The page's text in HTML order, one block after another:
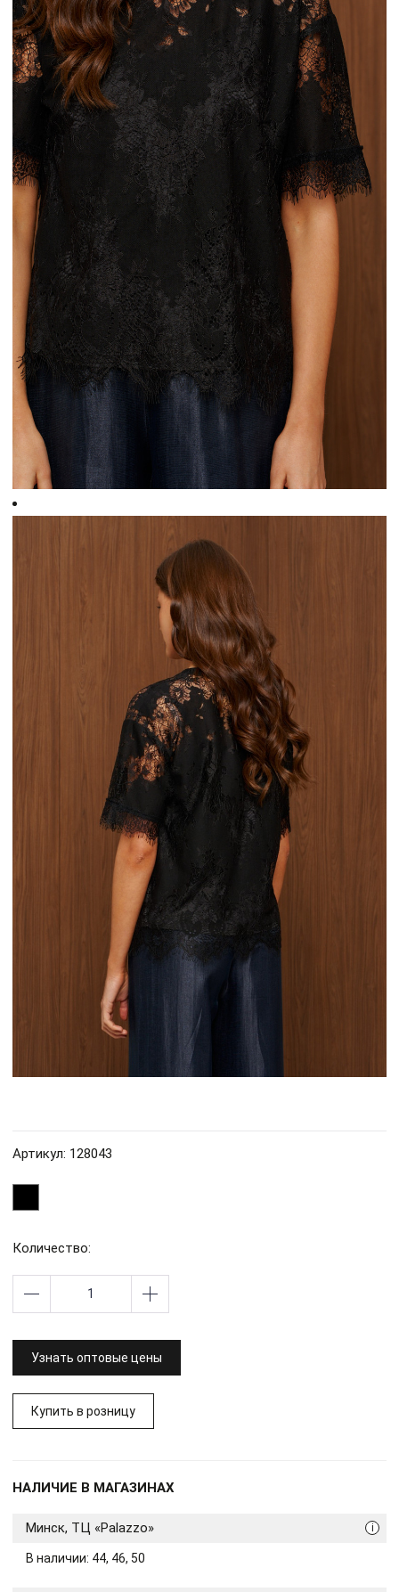
Артикул: 128043
Количество:
Узнать оптовые цены
Купить в розницу
НАЛИЧИЕ В МАГАЗИНАХ
i
Минск, ТЦ «Palazzo»
В наличии: 44, 46, 50